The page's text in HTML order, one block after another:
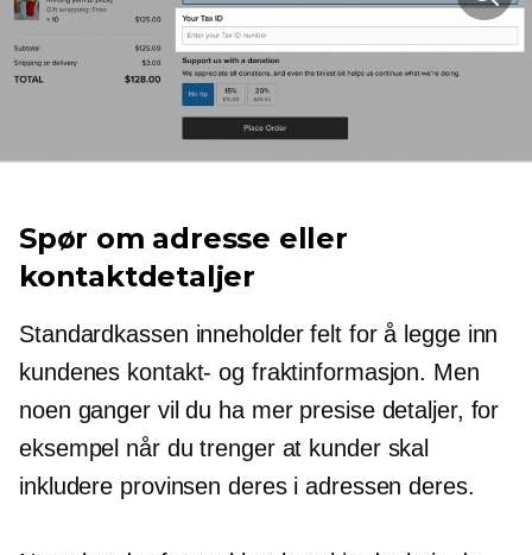
Spør om adresse eller
kontaktdetaljer
Standardkassen inneholder felt for å legge inn
kundenes kontakt- og fraktinformasjon. Men
noen ganger vil du ha mer presise detaljer, for
eksempel når du trenger at kunder skal
inkludere provinsen deres i adressen deres.